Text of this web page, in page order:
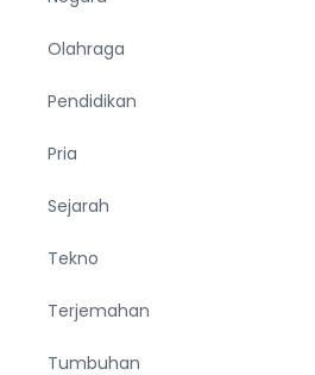
Olahraga
Pendidikan
Pria
Sejarah
Tekno
Terjemahan
Tumbuhan